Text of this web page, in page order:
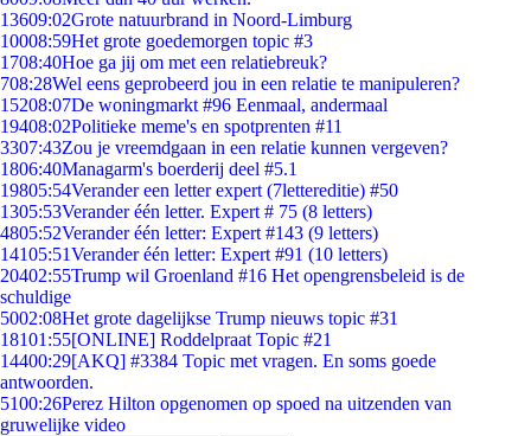
13609:02Grote natuurbrand in Noord-Limburg
10008:59Het grote goedemorgen topic #3
1708:40Hoe ga jij om met een relatiebreuk?
708:28Wel eens geprobeerd jou in een relatie te manipuleren?
15208:07De woningmarkt #96 Eenmaal, andermaal
19408:02Politieke meme's en spotprenten #11
3307:43Zou je vreemdgaan in een relatie kunnen vergeven?
1806:40Managarm's boerderij deel #5.1
19805:54Verander een letter expert (7lettereditie) #50
1305:53Verander één letter. Expert # 75 (8 letters)
4805:52Verander één letter: Expert #143 (9 letters)
14105:51Verander één letter: Expert #91 (10 letters)
20402:55Trump wil Groenland #16 Het opengrensbeleid is de
schuldige
5002:08Het grote dagelijkse Trump nieuws topic #31
18101:55[ONLINE] Roddelpraat Topic #21
14400:29[AKQ] #3384 Topic met vragen. En soms goede
antwoorden.
5100:26Perez Hilton opgenomen op spoed na uitzenden van
gruwelijke video